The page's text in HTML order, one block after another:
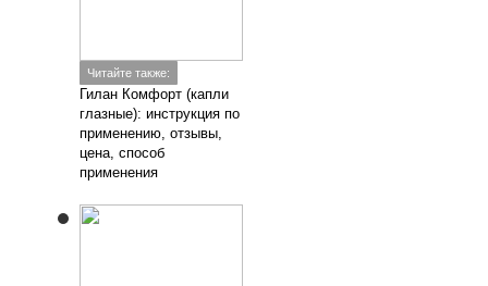
Читайте также:
Гилан Комфорт (капли
глазные): инструкция по
применению, отзывы,
цена, способ
применения